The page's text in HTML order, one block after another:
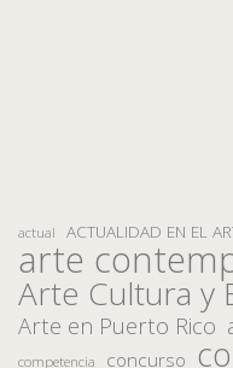
actual ACTUALIDAD EN EL
arte
Arte Cultura y
Arte en Puerto Rico
competencia concurso